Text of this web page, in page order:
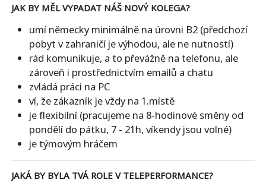
JAK BY MĚL VYPADAT NÁŠ NOVÝ KOLEGA?
umí německy minimálně na úrovni B2 (předchozí
pobyt v zahraničí je výhodou, ale ne nutností)
rád komunikuje, a to převážně na telefonu, ale
zároveň i prostřednictvím emailů a chatu
zvládá práci na PC
ví, že zákazník je vždy na 1.místě
je flexibilní (pracujeme na 8-hodinové směny od
pondělí do pátku, 7 - 21h, víkendy jsou volné)
je týmovým hráčem
JAKÁ BY BYLA TVÁ ROLE V TELEPERFORMANCE?